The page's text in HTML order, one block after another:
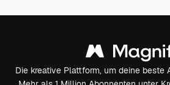
Die kreative Plattform, um deine beste